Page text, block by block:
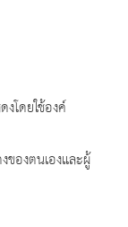
ยใช้องค์
เองและผู้